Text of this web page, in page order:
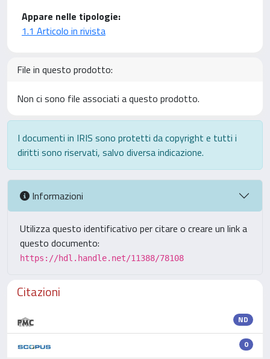
Appare nelle tipologie:
1.1 Articolo in rivista
File in questo prodotto:
Non ci sono file associati a questo prodotto.
I documenti in IRIS sono protetti da copyright e tutti i
diritti sono riservati, salvo diversa indicazione.
Informazioni
Utilizza questo identificativo per citare o creare un link a
questo documento:
https://hdl.handle.net/11388/78108
Citazioni
ND
0